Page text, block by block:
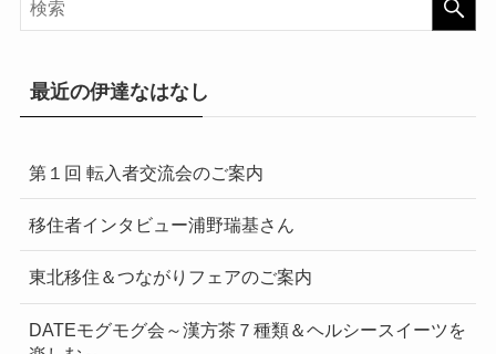
最近の伊達なはなし
第１回 転入者交流会のご案内
移住者インタビュー浦野瑞基さん
東北移住＆つながりフェアのご案内
DATEモグモグ会～漢方茶７種類＆ヘルシースイーツを